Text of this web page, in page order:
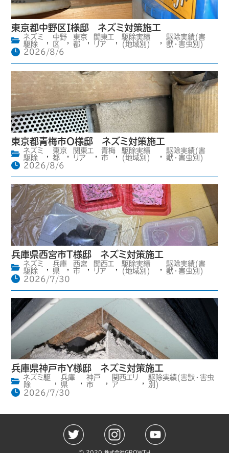
東京都中野区I様邸 ネズミ対策施工
ネズミ
駆除
,
中野
区
,
東京
都
,
関東エ
リア
,
駆除実績
(地域別)
,
駆除実績(害
獣・害虫別)
2026/8/6
東京都青梅市O様邸 ネズミ対策施工
ネズミ
駆除
東京
都
関東エ
リア
青梅
市
駆除実績
(地域別)
駆除実績(害
獣・害虫別)
2026/8/6
兵庫県西宮市T様邸 ネズミ対策施工
ネズミ
駆除
,
兵庫
県
,
西宮
市
,
関西エ
リア
,
駆除実績
(地域別)
,
駆除実績(害
獣・害虫別)
2026/7/30
兵庫県神戸市Y様邸 ネズミ対策施工
ネズミ駆
除
,
兵庫
県
,
神戸
市
,
関西エリ
ア
,
駆除実績(害獣・害虫
別)
2026/7/30